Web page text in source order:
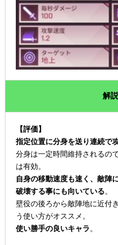
解説
【評価】
指定位置に分身を送り連続で
分身は一定時間維持されるの
は有効。
自身の移動速度も速く、敵陣
破壊する事にも向いている。
壁役の後ろから敵陣地に近付
う使い方がオススメ。
使い勝手の良いキャラ。